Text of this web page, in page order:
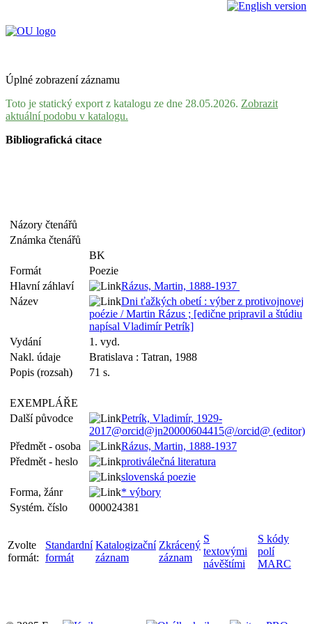
Úplné zobrazení záznamu
Toto je statický export z katalogu ze dne 28.05.2026. Zobrazit
aktuální podobu v katalogu.
Bibliografická citace
Názory čtenářů
Známka čtenářů
BK
Formát
Poezie
Hlavní záhlaví
Rázus, Martin, 1888-1937
Název
Dni ťažkých obetí : výber z protivojnovej
poézie / Martin Rázus ; [edične pripravil a štúdiu
napísal Vladimír Petrík]
Vydání
1. vyd.
Nakl. údaje
Bratislava : Tatran, 1988
Popis (rozsah)
71 s.
EXEMPLÁŘE
Další původce
Petrík, Vladimír, 1929-
2017@orcid@jn20000604415@/orcid@ (editor)
Předmět - osoba
Rázus, Martin, 1888-1937
Předmět - heslo
protiválečná literatura
slovenská poezie
Forma, žánr
* výbory
Systém. číslo
000024381
Zvolte
formát:
Standardní
formát
Katalogizační
záznam
Zkrácený
záznam
S
textovými
návěštími
S kódy
polí
MARC